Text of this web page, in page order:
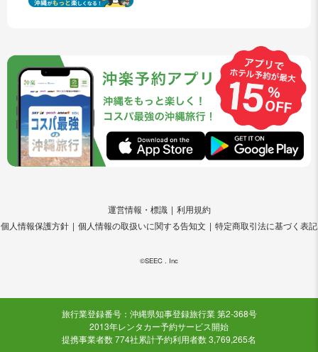
運営情報・標識
利用規約
個人情報保護方針
個人情報の取扱いに関する告知文 特定商取引法に基づく表記
©SEEC . Inc
旅行業登録番号：沖縄県知事登録旅行業 第2-368号
2013年レンタカー予約サービス開始
提携事業者数 774社累計予約利用者数 3,769,265名